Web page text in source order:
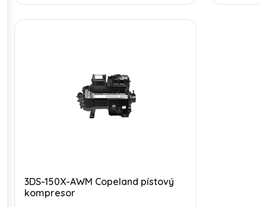
3DS-150X-AWM Copeland pístový
kompresor